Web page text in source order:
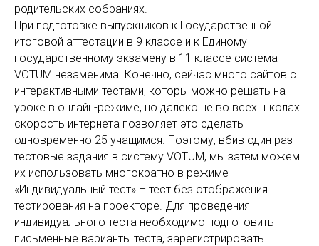
родительских собраниях.
При подготовке выпускников к Государственной
итоговой аттестации в 9 классе и к Единому
государственному экзамену в 11 классе система
VOTUM незаменима. Конечно, сейчас много сайтов с
интерактивными тестами, которы можно решать на
уроке в онлайн-режиме, но далеко не во всех школах
скорость интернета позволяет это сделать
одновременно 25 учащимся. Поэтому, вбив один раз
тестовые задания в систему VOTUM, мы затем можем
их использовать многократно в режиме
«Индивидуальный тест» – тест без отображения
тестирования на проекторе. Для проведения
индивидуального теста необходимо подготовить
письменные варианты теста, зарегистрировать